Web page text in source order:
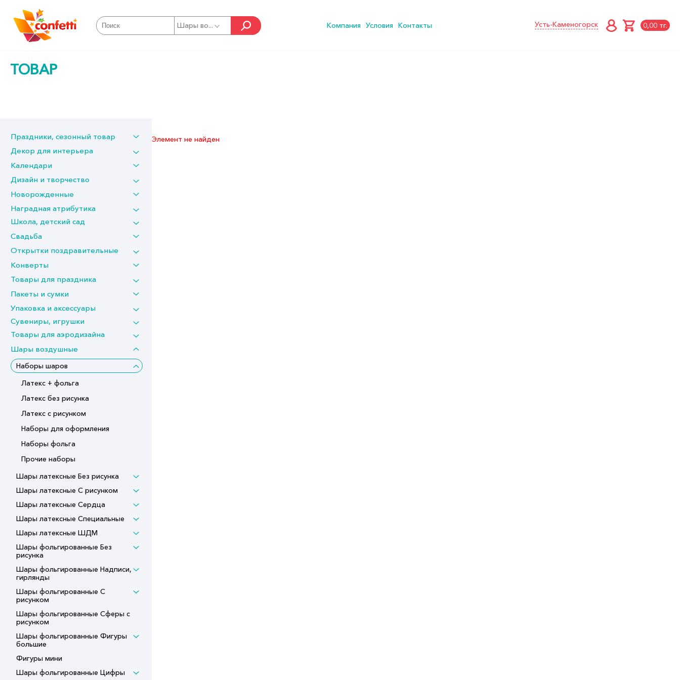
Шары во... Компания Условия Контакты Усть-Каменогорск 0,00 тг.
ТОВАР
Праздники, сезонный товар
Декор для интерьера
Календари
Дизайн и творчество
Новорожденные
Наградная атрибутика
Школа, детский сад
Свадьба
Открытки поздравительные
Конверты
Товары для праздника
Пакеты и сумки
Упаковка и аксессуары
Сувениры, игрушки
Товары для аэродизайна
Шары воздушные
Наборы шаров
Латекс + фольга
Латекс без рисунка
Латекс с рисунком
Наборы для оформления
Наборы фольга
Прочие наборы
Шары латексные Без рисунка
Шары латексные С рисунком
Шары латексные Сердца
Шары латексные Специальные
Шары латексные ШДМ
Шары фольгированные Без
рисунка
Шары фольгированные Надписи,
гирлянды
Шары фольгированные С
рисунком
Шары фольгированные Сферы с
рисунком
Шары фольгированные Фигуры
большие
Фигуры мини
Шары фольгированные Цифры
Элемент не найден